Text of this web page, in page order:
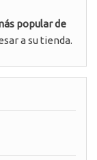
popular de
a su tienda.